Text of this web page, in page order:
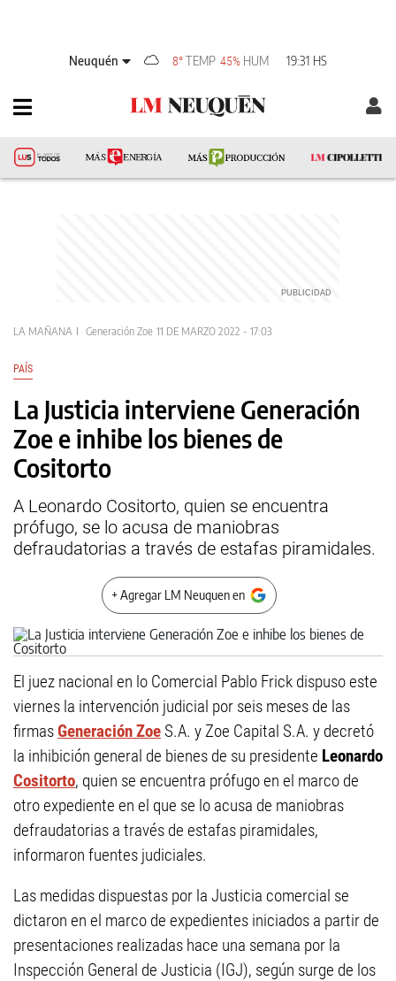
Neuquén 8° TEMP 45% HUM 19:31 HS
LA MAÑANA Generación Zoe 11 DE MARZO 2022 - 17:03
PAÍS
La Justicia interviene Generación
Zoe e inhibe los bienes de
Cositorto
A Leonardo Cositorto, quien se encuentra
prófugo, se lo acusa de maniobras
defraudatorias a través de estafas piramidales.
+ Agregar LM Neuquen en
El juez nacional en lo Comercial Pablo Frick dispuso este
viernes la intervención judicial por seis meses de las
firmasGeneración Zoe S.A. y Zoe Capital S.A. y decretó
la inhibición general de bienes de su presidente Leonardo
Cositorto, quien se encuentra prófugo en el marco de
otro expediente en el que se lo acusa de maniobras
defraudatorias a través de estafas piramidales,
informaron fuentes judiciales.
Las medidas dispuestas por la Justicia comercial se
dictaron en el marco de expedientes iniciados a partir de
presentaciones realizadas hace una semana por la
Inspección General de Justicia (IGJ), según surge de los